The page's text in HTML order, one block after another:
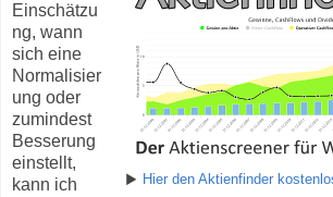
▶ Hier den Aktienfinder
Einschätzu
ng, wann
sich eine
Normalisier
ung oder
zumindest
Besserung
einstellt,
kann ich